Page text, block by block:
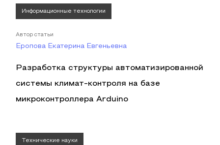
Информационные технологии
Автор статьи
Еропова Екатерина Евгеньевна
Разработка структуры автоматизированной
системы климат-контроля на базе
микроконтроллера Arduino
Технические науки